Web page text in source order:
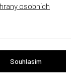
osobních
Souhlasím